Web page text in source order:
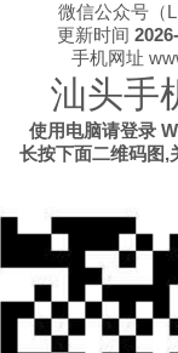
微信公众号（
更新时间
手机网址
汕头手
使用电脑请登录
长按下面二维码图